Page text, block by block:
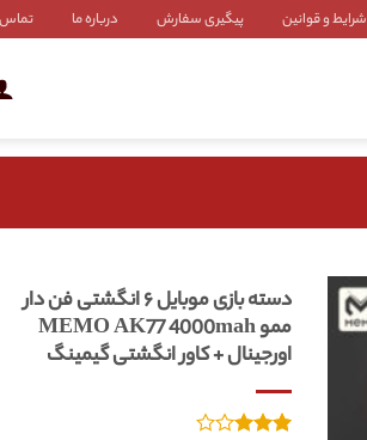
شرایط و قوانین پیگیری سفارش درباره ما تماس
دسته بازی موبایل ۶ انگشتی فن دار
ممو MEMO AK77 4000mah
اورجینال + کاور انگشتی گیمینگ